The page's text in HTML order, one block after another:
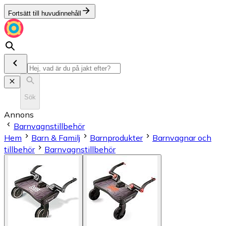
Fortsätt till huvudinnehåll
Sök
Annons
Barnvagnstillbehör
Hem
Barn & Familj Barnprodukter
Barnvagnar och
tillbehör
Barnvagnstillbehör